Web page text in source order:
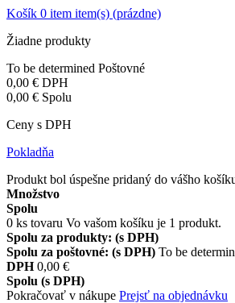
Košík 0 item item(s) (prázdne)
Žiadne produkty
To be determined Poštovné
0,00 € DPH
0,00 € Spolu
Ceny s DPH
Pokladňa
Produkt bol úspešne pridaný do vášho
Množstvo
Spolu
0 ks tovaru Vo vašom košíku je 1 produkt.
Spolu za produkty: (s DPH)
Spolu za poštovné: (s DPH) To be
DPH 0,00 €
Spolu (s DPH)
Pokračovať v nákupe Prejsť na objednávku